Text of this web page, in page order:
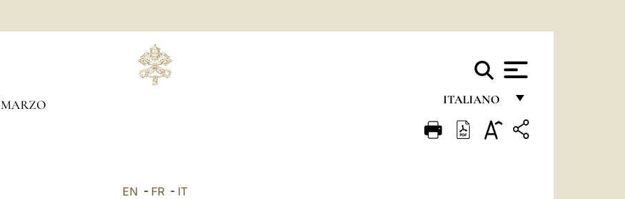
ITALIANO
FRANÇAIS
MARZO
EN - FR- IT